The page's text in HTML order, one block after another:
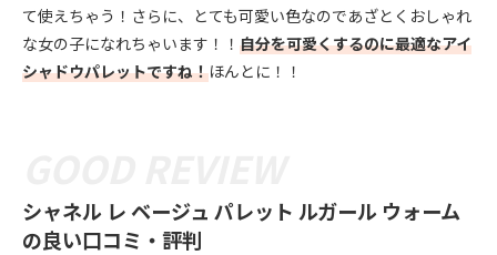
て使えちゃう！さらに、とても可愛い色なのであざとくおしゃれ
な女の子になれちゃいます！！ 自分を可愛くするのに最適なアイ
シャドウパレットですね！ほんとに！！
シャネル レ ベージュ パレット ルガール ウォーム
の良い口コミ・評判